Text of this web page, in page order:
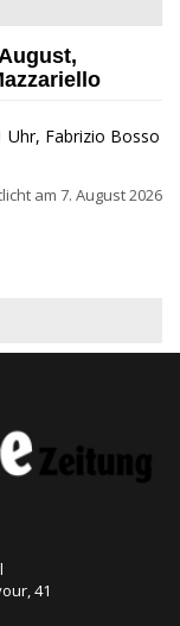
Gast beim Garda
Uhr, Fabrizio Bosso
am 7. August 2026
41